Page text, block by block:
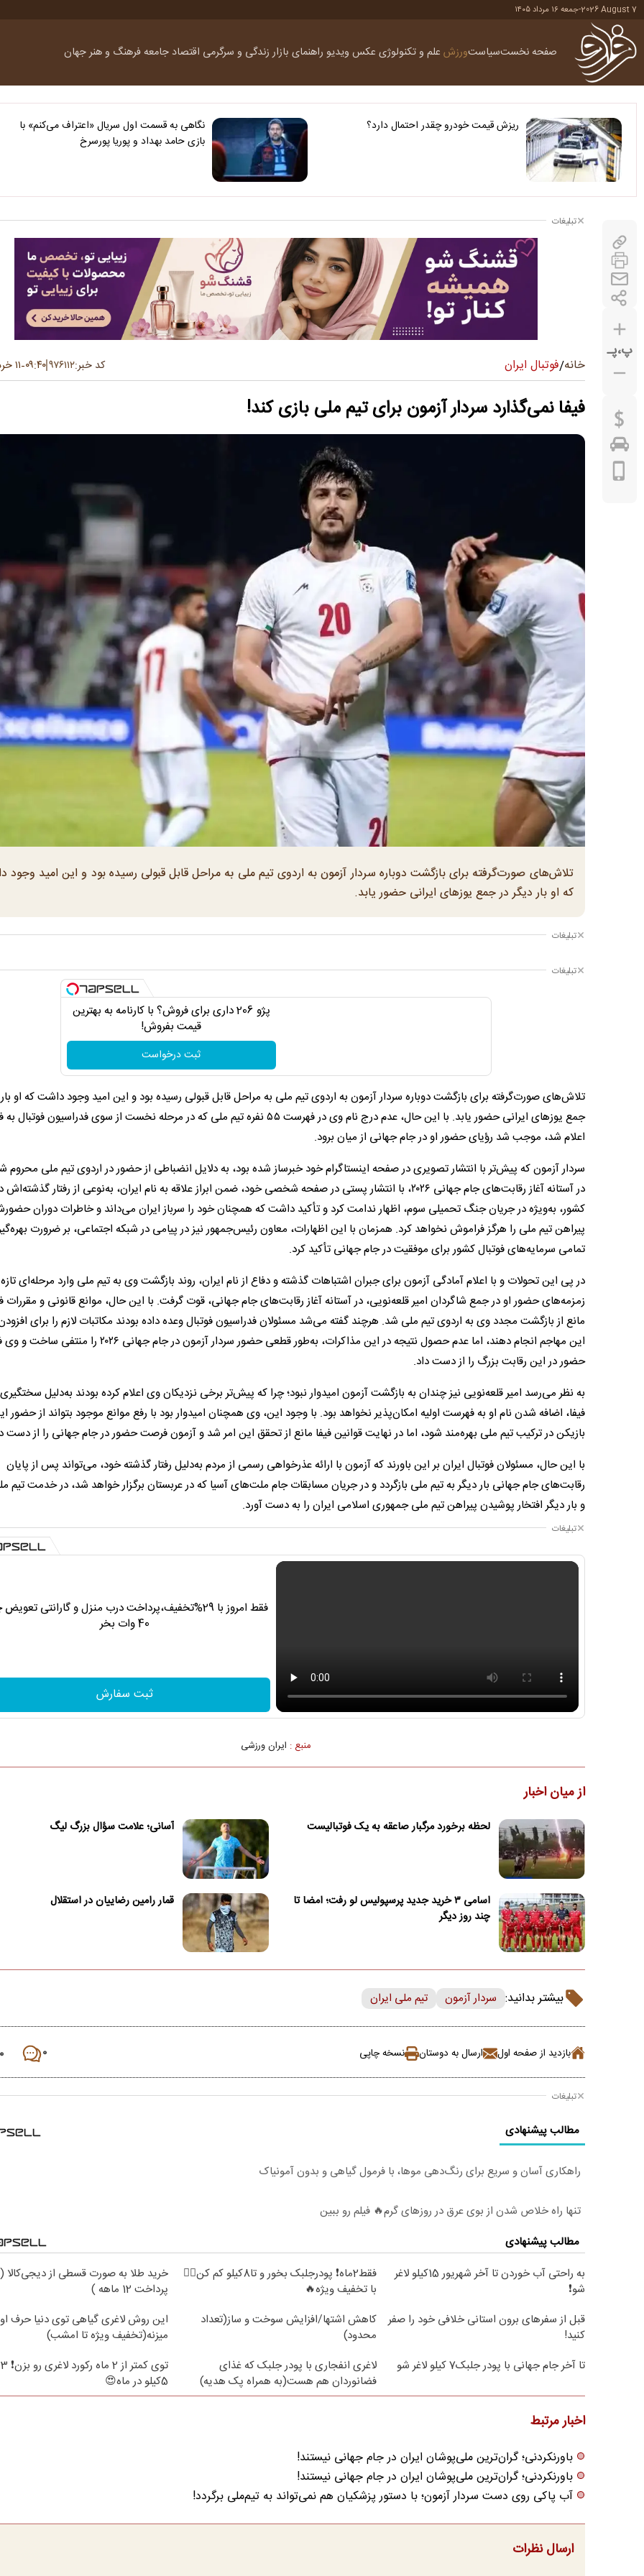
2026 August 7
-جمعه ۱۶ مرداد ۱۴۰۵
صفحه نخستسیاستورزش علم و تکنولوژی عکس ویدیو راهنمای بازارزندگی و سرگرمی اقتصاد جامعهفرهنگ و هنرجهان
ریزش قیمت خودرو چقدر احتمال دارد؟
نگاهی به قسمت اول سریال «اعتراف می‌کنم» با
بازی حامد بهداد و پوریا پورسرخ
پ،پـ
تبلیغات
خانه/فوتبال ایران کد خبر:۹۷۶۱۱۲۰۹:۴۰-۱۱ خرداد ۱۴۰۵
فیفا نمی‌گذارد سردار آزمون برای تیم ملی بازی کند!
تلاش‌های صورت‌گرفته برای بازگشت دوباره سردار آزمون به اردوی تیم ملی به مراحل قابل قبولی رسیده بود و این امید وجود
که او بار دیگر در جمع یوزهای ایرانی حضور یابد.
تبلیغات
تبلیغات
پژو 206 داری برای فروش؟ با کارنامه به بهترین
قیمت بفروش!
ثبت درخواست
تلاش‌های صورت‌گرفته برای بازگشت دوباره سردار آزمون به اردوی تیم ملی به مراحل قابل قبولی رسیده بود و این امید وجود داشت که او
جمع یوزهای ایرانی حضور یابد. با این حال، عدم درج نام وی در فهرست ۵۵ نفره تیم ملی که در مرحله نخست از سوی فدراسیون فوتبال
اعلام شد، موجب شد رؤیای حضور او در جام جهانی از میان برود.
سردار آزمون که پیش‌تر با انتشار تصویری در صفحه اینستاگرام خود خبرساز شده بود، به دلایل انضباطی از حضور در اردوی تیم ملی
در آستانه آغاز رقابت‌های جام جهانی ۲۰۲۶، با انتشار پستی در صفحه شخصی خود، ضمن ابراز علاقه به نام ایران، به‌نوعی از رفتار
کشور، به‌ویژه در جریان جنگ تحمیلی سوم، اظهار ندامت کرد و تأکید داشت که همچنان خود را سرباز ایران می‌داند و خاطرات دوران
پیراهن تیم ملی را هرگز فراموش نخواهد کرد. همزمان با این اظهارات، معاون رئیس‌جمهور نیز در پیامی در شبکه اجتماعی، بر ضرورت
تمامی سرمایه‌های فوتبال کشور برای موفقیت در جام جهانی تأکید کرد.
در پی این تحولات و با اعلام آمادگی آزمون برای جبران اشتباهات گذشته و دفاع از نام ایران، روند بازگشت وی به تیم ملی وارد مرحله‌ای
زمزمه‌های حضور او در جمع شاگردان امیر قلعه‌نویی، در آستانه آغاز رقابت‌های جام جهانی، قوت گرفت. با این حال، موانع قانونی و مقررات
مانع از بازگشت مجدد وی به اردوی تیم ملی شد. هرچند گفته می‌شد مسئولان فدراسیون فوتبال وعده داده بودند مکاتبات لازم را برای
این مهاجم انجام دهند، اما عدم حصول نتیجه در این مذاکرات، به‌طور قطعی حضور سردار آزمون در جام
حضور در این رقابت بزرگ را از دست داد.
به نظر می‌رسد امیر قلعه‌نویی نیز چندان به بازگشت آزمون امیدوار نبود؛ چرا که پیش‌تر برخی نزدیکان وی اعلام کرده بودند به‌دلیل
فیفا، اضافه شدن نام او به فهرست اولیه امکان‌پذیر نخواهد بود. با وجود این، وی همچنان امیدوار بود با رفع موانع موجود بتواند از حضور
بازیکن در ترکیب تیم ملی بهره‌مند شود، اما در نهایت قوانین فیفا مانع از تحقق این امر شد و آزمون فرصت حضور در جام جهانی را از دست
با این حال، مسئولان فوتبال ایران بر این باورند که آزمون با ارائه عذرخواهی رسمی از مردم به‌دلیل رفتار گذشته خود، می‌تواند پس از پایان
رقابت‌های جام جهانی بار دیگر به تیم ملی بازگردد و در جریان مسابقات جام ملت‌های آسیا که در عربستان برگزار خواهد شد، در خدمت تیم
و بار دیگر افتخار پوشیدن پیراهن تیم ملی جمهوری اسلامی ایران را به دست آورد.
تبلیغات
فقط امروز با 29%تخفیف،پرداخت درب منزل و گارانتی
40 وات بخر
ثبت سفارش
منبع : ایران ورزشی
از میان اخبار
لحظه برخورد مرگبار صاعقه به یک فوتبالیست آسانی؛ علامت سؤال بزرگ لیگ
اسامی ۳ خرید جدید پرسپولیس لو رفت؛ امضا تا
چند روز دیگر
قمار رامین رضاییان در استقلال
بیشتر بدانید: سردار آزمون تیم ملی ایران
بازدید از صفحه اول ارسال به دوستان نسخه چاپی ۰ ۰
تبلیغات
مطالب پیشنهادی
راهکاری آسان و سریع برای رنگ‌دهی موها، با فرمول گیاهی و بدون آمونیاک
تنها راه خلاص شدن از بوی عرق در روزهای گرم🔥 فیلم رو ببین
مطالب پیشنهادی
به راحتی آب خوردن تا آخر شهریور 15کیلو لاغر
شو❗
فقط2ماه❗ پودرجلبک بخور و تا8کیلو کم کن👌🏻
با تخفیف ویژه🔥
خرید طلا به صورت قسطی از دیجی‌کالا (
پرداخت 12 ماهه )
قبل از سفرهای برون استانی خلافی خود را صفر
کنید!
کاهش اشتها/افزایش سوخت و ساز(تعداد
محدود)
این روش لاغری گیاهی توی دنیا حرف
میزنه(تخفیف ویژه تا امشب)
تا آخر جام جهانی با پودر جلبک7 کیلو لاغر شو
لاغری انفجاری با پودر جلبک که غذای
فضانوردان هم هست(به همراه پک هدیه)
5کیلو در ماه😍
اخبار مرتبط
باورنکردنی؛ گران‌ترین ملی‌پوشان ایران در جام جهانی نیستند!
باورنکردنی؛ گران‌ترین ملی‌پوشان ایران در جام جهانی نیستند!
آب پاکی روی دست سردار آزمون؛ با دستور پزشکیان هم نمی‌تواند به تیم‌ملی برگردد!
ارسال نظرات